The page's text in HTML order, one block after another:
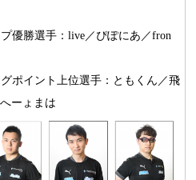
優勝選手：live／ぴぽにあ／fron
ポイント上位選手：ともくん／飛
ーょまは